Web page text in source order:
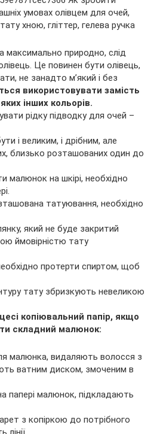
максимально природно, слід
Це повинен бути олівець,
не занадто м’який і без
використовувати замість
інших кольорів.
рідку підводку для очей –
і великим, і дрібним, але
близько розташованих один до
малюнок на шкірі, необхідно
татуювання, необхідно
який не буде закритий
ймовірністю тату
протерти спиртом, щоб
тату збризкують невеликою
копіювальний папір, якщо
складний малюнок:
малюнка, видаляють волосся з
ватним диском, змоченим в
папері малюнок, підкладають
з копіркою до потрібного